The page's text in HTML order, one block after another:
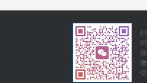
扫
码
加
微
信